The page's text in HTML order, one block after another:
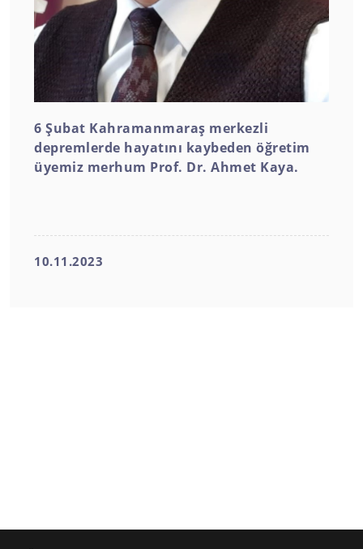
6 Şubat Kahramanmaraş merkezli
depremlerde hayatını kaybeden öğretim
üyemiz merhum Prof. Dr. Ahmet Kaya.
10.11.2023